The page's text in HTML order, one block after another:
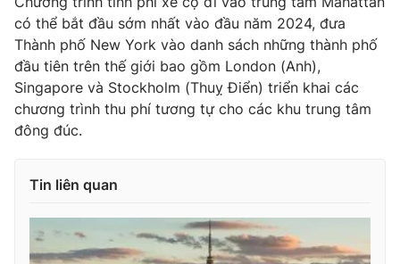
Ðiện thoại Thời báo VTV: 024.66 897 897
Email: toasoan@vtv.vn
Liên hệ quảng cáo:
024-7300.7108
có thể bắt đầu sớm nhất vào đầu năm 2024, đưa
Thành phố New York vào danh sách những thành phố
đầu tiên trên thế giới bao gồm London (Anh),
Singapore và Stockholm (Thuỵ Điển) triển khai các
chương trình thu phí tương tự cho các khu trung tâm
đông đúc.
Tin liên quan